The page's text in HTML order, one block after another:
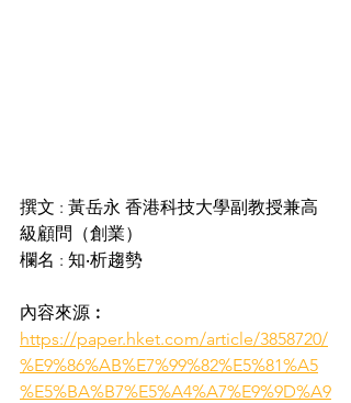
撰文 : 黃岳永 香港科技大學副教授兼高
級顧問（創業）
欄名 : 知‧析趨勢
內容來源︰
https://paper.hket.com/article/3858720/
%E9%86%AB%E7%99%82%E5%81%A5
%E5%BA%B7%E5%A4%A7%E9%9D%A9